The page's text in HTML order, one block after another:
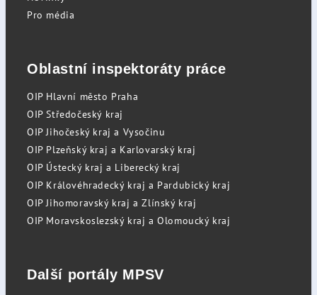
Pro média
Oblastní inspektoráty práce
OIP Hlavní město Praha
OIP Středočeský kraj
OIP Jihočeský kraj a Vysočinu
OIP Plzeňský kraj a Karlovarský kraj
OIP Ústecký kraj a Liberecký kraj
OIP Královéhradecký kraj a Pardubický kraj
OIP Jihomoravský kraj a Zlínský kraj
OIP Moravskoslezský kraj a Olomoucký kraj
Další portály MPSV